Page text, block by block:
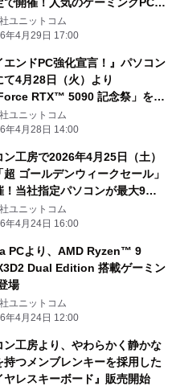
ノートPCなど対象iiyama PCの
で最大3万円分相当を還元
ユニットコム
年4月29日 17:00
エンドPC強化宣言！』パソコン
て4月28日（火）より
RTX™ 5090 記念祭」を開
GeForce RTX™ 5090
Editionを搭載した新製品
ドPCのご購入で、最大18,000
当の還元など様々なキャンペー
時展開します！
ユニットコム
年4月28日 14:00
ン工房で2026年4月25日（土）
超 ゴールデンウィークセール」
！当社指定パソコンが最大9万5
き、さらにセール期限限定の
ーツ・周辺機器等の日替わりセ
ンもご提供いたします！
ユニットコム
年4月24日 16:00
PCより、AMD Ryzen™ 9
Dual Edition 搭載ゲーミン
場
ユニットコム
年4月24日 12:00
ン工房より、やわらかく静かな
持つメンブレンキーを採用した
ヤレスキーボード』販売開始